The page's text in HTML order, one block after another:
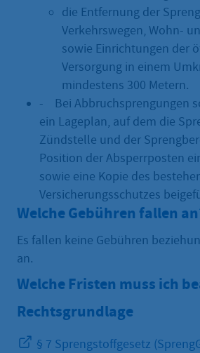
die Entfernung der
Verkehrswegen, Wohn-
sowie Einrichtungen der
Versorgung in einem
mindestens 300 Metern.
- Bei Abbruchsprengungen
ein Lageplan, auf dem die
Zündstelle und der
Position der Absperrposten
sowie eine Kopie des
Versicherungsschutzes
Welche Gebühren fallen
Es fallen keine Gebühren
an.
Welche Fristen muss ich
Rechtsgrundlage
§ 7 Sprengstoffgesetz